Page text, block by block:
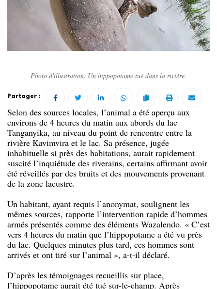
Photo d'illustration. Un hippopotame tué dans la rivière.
Partager :
Selon des sources locales, l’animal a été aperçu aux
environs de 4 heures du matin aux abords du lac
Tanganyika, au niveau du point de rencontre entre la
rivière Kavimvira et le lac. Sa présence, jugée
inhabituelle si près des habitations, aurait rapidement
suscité l’inquiétude des riverains, certains affirmant avoir
été réveillés par des bruits et des mouvements provenant
de la zone lacustre.
Un habitant, ayant requis l’anonymat, soulignent les
mêmes sources, rapporte l’intervention rapide d’hommes
armés présentés comme des éléments Wazalendo. « C’est
vers 4 heures du matin que l’hippopotame a été vu près
du lac. Quelques minutes plus tard, ces hommes sont
arrivés et ont tiré sur l’animal », a-t-il déclaré.
D’après les témoignages recueillis sur place,
l’hippopotame aurait été tué sur-le-champ. Après